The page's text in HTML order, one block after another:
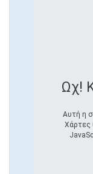
Ωχ!
Αυτή η
Χάρτες